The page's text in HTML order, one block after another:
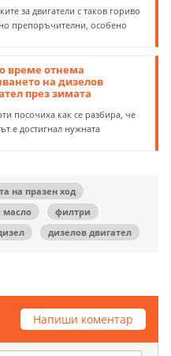
за двигатели с таков гориво
препоръчителни, особено
време отнема
на дизелов
през зимата
посочиха как се разбира, че
е достигнал нужната
на празен ход
масло
филтри
дизелов двигател
Напиши коментар